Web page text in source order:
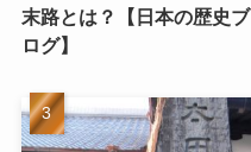
末路とは？【日本の歴史ブ
ログ】